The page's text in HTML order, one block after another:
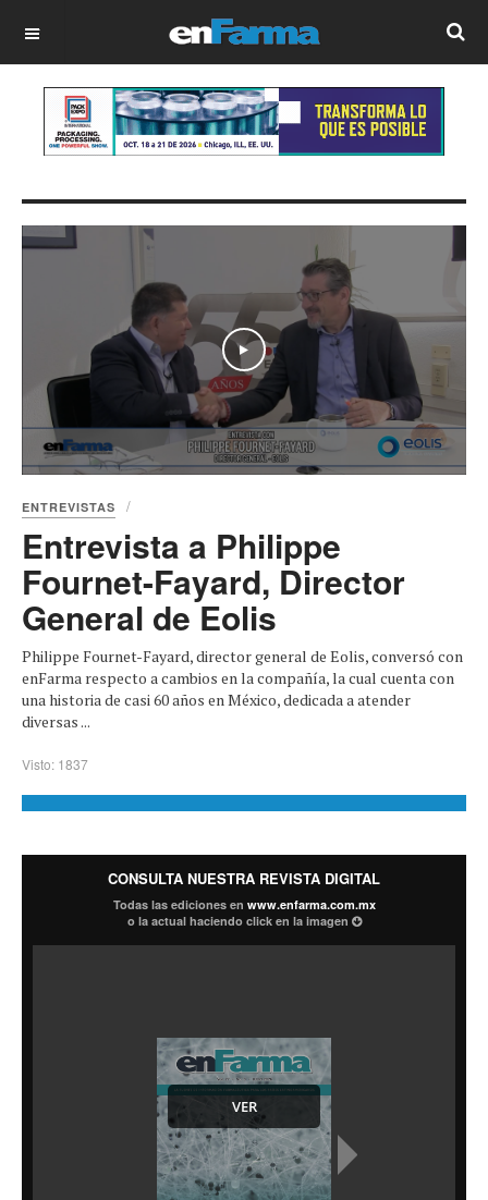
OFF CANVAS
Play
ENTREVISTAS
Entrevista a Philippe
Fournet-Fayard, Director
General de Eolis
Philippe Fournet-Fayard, director general de Eolis, conversó con
enFarma respecto a cambios en la compañía, la cual cuenta con
una historia de casi 60 años en México, dedicada a atender
diversas ...
Visto: 1837
CONSULTA NUESTRA REVISTA DIGITAL
Todas las ediciones en www.enfarma.com.mx
o la actual haciendo click en la imagen